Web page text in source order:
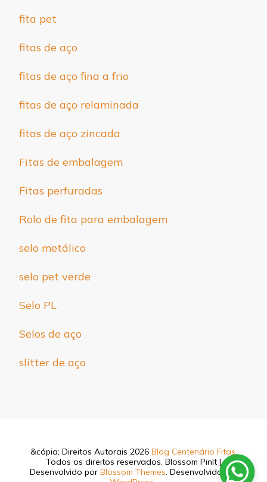
fita pet
fitas de aço
fitas de aço fina a frio
fitas de aço relaminada
fitas de aço zincada
Fitas de embalagem
Fitas perfuradas
Rolo de fita para embalagem
selo metálico
selo pet verde
Selo PL
Selos de aço
slitter de aço
&cópia; Direitos Autorais 2026 Blog Centenário Fitas.
Todos os direitos reservados. Blossom PinIt |
Desenvolvido por Blossom Themes. Desenvolvido por